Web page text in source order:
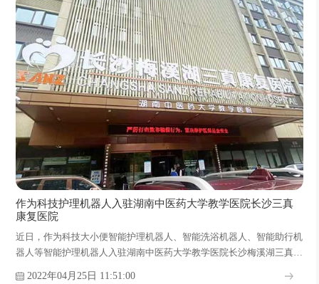
作为科技护理机器人入驻湖南中医药大学教学医院长沙三真
康复医院
近日，作为科技大小便智能护理机器人、智能洗浴机器人、智能助行机
器人等智能护理机器人入驻湖南中医药大学教学医院长沙梅溪湖三真康
2022年04月25日 11:51:00